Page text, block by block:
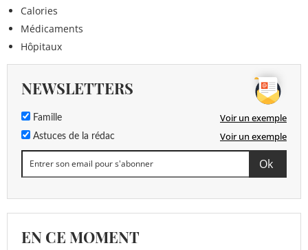
Calories
Médicaments
Hôpitaux
NEWSLETTERS
Famille Voir un exemple
Astuces de la rédac Voir un exemple
EN CE MOMENT